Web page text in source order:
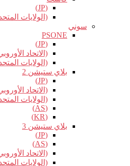
(JP)
(الولايات
سوني
PSONE
(JP)
(الاتحاد
(الولايات
بلاي ستيشن 2
(JP)
(الاتحاد
(الولايات
(AS)
(KR)
بلاي ستيشن 3
(JP)
(AS)
(الاتحاد
(الولايات